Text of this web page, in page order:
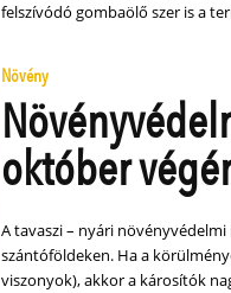
felszívódó gombaölő szer is a
Növény
október
A tavaszi – nyári
szántóföldeken. Ha a
viszonyok), akkor a károsítók